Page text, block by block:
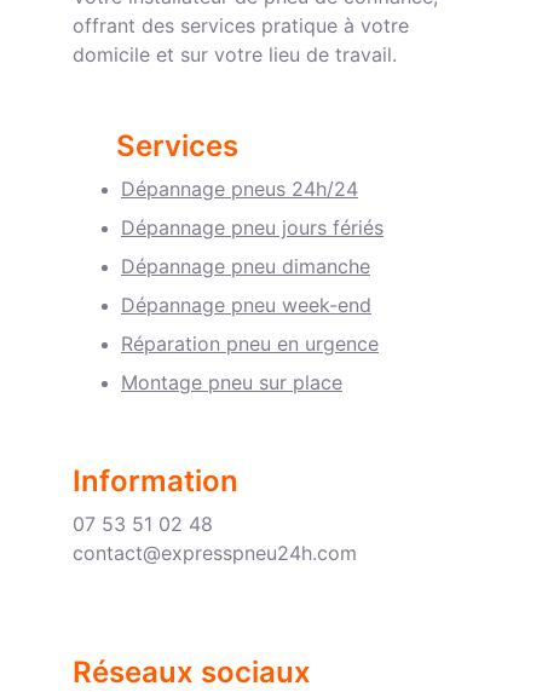
Information
07 53 51 02 48
contact@expresspneu24h.com
Réseaux sociaux
Services
Dépannage pneus 24h/24
Dépannage pneu jours fériés
Dépannage pneu dimanche
Dépannage pneu week-end
Réparation pneu en urgence
Montage pneu sur place
offrant des services pratique à votre
domicile et sur votre lieu de travail.